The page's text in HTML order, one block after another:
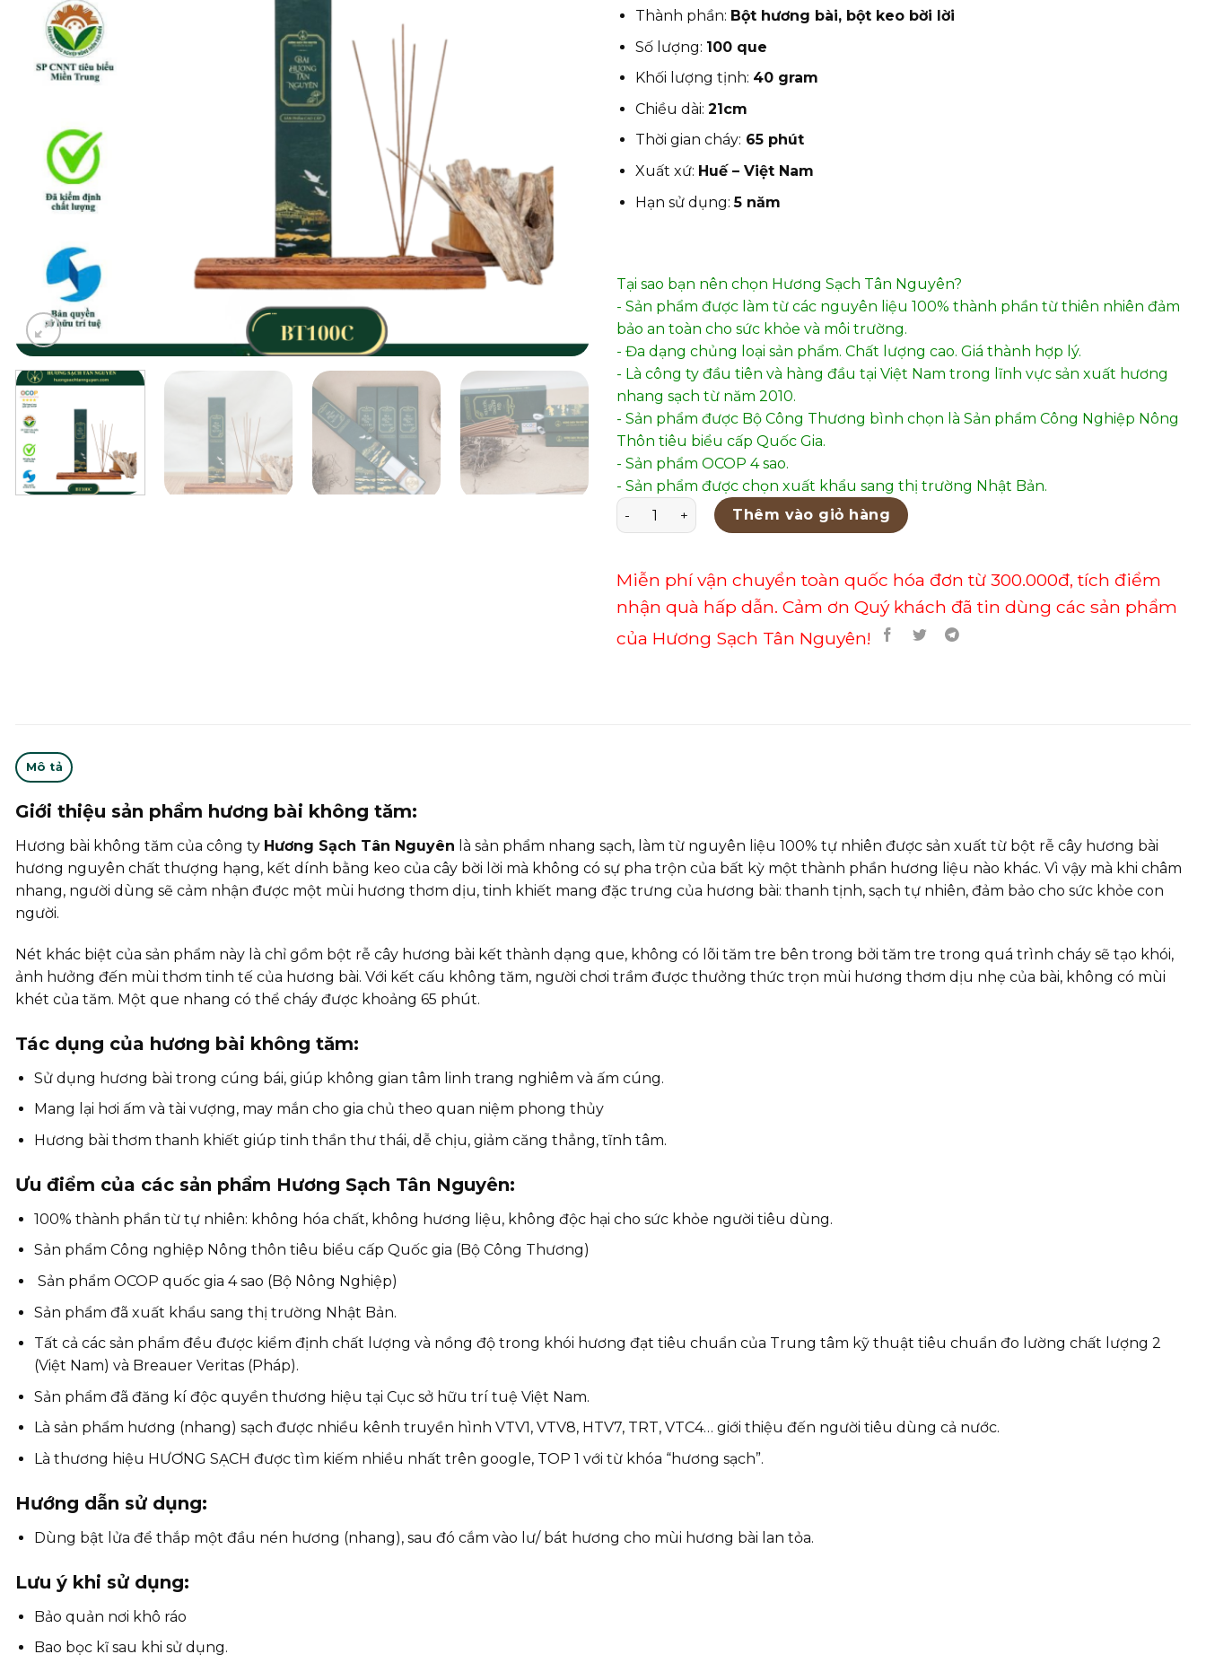
Thành phần: Bột hương bài, bột keo bời lời
Số lượng: 100 que
Khối lượng tịnh: 40 gram
Chiều dài: 21cm
Thời gian cháy: 65 phút
Xuất xứ: Huế – Việt Nam
Hạn sử dụng:5 năm
Tại sao bạn nên chọn Hương Sạch Tân Nguyên?
- Sản phẩm được làm từ các nguyên liệu 100% thành phần từ thiên nhiên đảm
bảo an toàn cho sức khỏe và môi trường.
- Đa dạng chủng loại sản phẩm. Chất lượng cao. Giá thành hợp lý.
- Là công ty đầu tiên và hàng đầu tại Việt Nam trong lĩnh vực sản xuất hương
nhang sạch từ năm 2010.
- Sản phẩm được Bộ Công Thương bình chọn là Sản phẩm Công Nghiệp Nông
Thôn tiêu biểu cấp Quốc Gia.
- Sản phẩm OCOP 4 sao.
- Sản phẩm được chọn xuất khẩu sang thị trường Nhật Bản.
Hương Đạo Bài - Hộp 100 thanh bài cao cấp, thưởng thức mùi thơm từ rễ hương bài
Thêm vào giỏ hàng
Miễn phí vận chuyển toàn quốc hóa đơn từ 300.000đ, tích điểm
nhận quà hấp dẫn. Cảm ơn Quý khách đã tin dùng các sản phẩm
của Hương Sạch Tân Nguyên!
Mô tả
Giới thiệu sản phẩm hương bài không tăm:
Hương bài không tăm của công ty Hương Sạch Tân Nguyên là sản phẩm nhang sạch, làm từ nguyên liệu 100% tự nhiên được sản xuất từ bột rễ cây hương bài
hương nguyên chất thượng hạng, kết dính bằng keo của cây bời lời mà không có sự pha trộn của bất kỳ một thành phần hương liệu nào khác. Vì vậy mà khi châm
nhang, người dùng sẽ cảm nhận được một mùi hương thơm dịu, tinh khiết mang đặc trưng của hương bài: thanh tịnh, sạch tự nhiên, đảm bảo cho sức khỏe con
người.
Nét khác biệt của sản phẩm này là chỉ gồm bột rễ cây hương bài kết thành dạng que, không có lõi tăm tre bên trong bởi tăm tre trong quá trình cháy sẽ tạo khói,
ảnh hưởng đến mùi thơm tinh tế của hương bài. Với kết cấu không tăm, người chơi trầm được thưởng thức trọn mùi hương thơm dịu nhẹ của bài, không có mùi
khét của tăm. Một que nhang có thể cháy được khoảng 65 phút.
Tác dụng của hương bài không tăm:
Sử dụng hương bài trong cúng bái, giúp không gian tâm linh trang nghiêm và ấm cúng.
Mang lại hơi ấm và tài vượng, may mắn cho gia chủ theo quan niệm phong thủy
Hương bài thơm thanh khiết giúp tinh thần thư thái, dễ chịu, giảm căng thẳng, tĩnh tâm.
Ưu điểm của các sản phẩm Hương Sạch Tân Nguyên:
100% thành phần từ tự nhiên: không hóa chất, không hương liệu, không độc hại cho sức khỏe người tiêu dùng.
Sản phẩm Công nghiệp Nông thôn tiêu biểu cấp Quốc gia (Bộ Công Thương)
Sản phẩm OCOP quốc gia 4 sao (Bộ Nông Nghiệp)
Sản phẩm đã xuất khẩu sang thị trường Nhật Bản.
Tất cả các sản phẩm đều được kiểm định chất lượng và nồng độ trong khói hương đạt tiêu chuẩn của Trung tâm kỹ thuật tiêu chuẩn đo lường chất lượng 2
(Việt Nam) và Breauer Veritas (Pháp).
Sản phẩm đã đăng kí độc quyền thương hiệu tại Cục sở hữu trí tuệ Việt Nam.
Là sản phẩm hương (nhang) sạch được nhiều kênh truyền hình VTV1, VTV8, HTV7, TRT, VTC4… giới thiệu đến người tiêu dùng cả nước.
Là thương hiệu HƯƠNG SẠCH được tìm kiếm nhiều nhất trên google, TOP 1 với từ khóa “hương sạch”.
Hướng dẫn sử dụng:
Dùng bật lửa để thắp một đầu nén hương (nhang), sau đó cắm vào lư/ bát hương cho mùi hương bài lan tỏa.
Lưu ý khi sử dụng:
Bảo quản nơi khô ráo
Bao bọc kĩ sau khi sử dụng.